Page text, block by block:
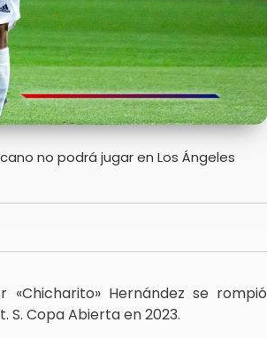
no podrá jugar en Los Ángeles
Hernández se rompió
S. Copa Abierta en 2023.